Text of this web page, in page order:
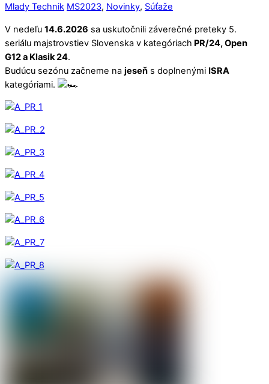
Mlady Technik MS2023, Novinky, Súťaže
V nedeľu 14.6.2026 sa uskutočnili záverečné preteky 5.
seriálu majstrovstiev Slovenska v kategóriach PR/24, Open
G12 a Klasik 24.
Budúcu sezónu začneme na jeseň s doplnenými ISRA
kategóriami.